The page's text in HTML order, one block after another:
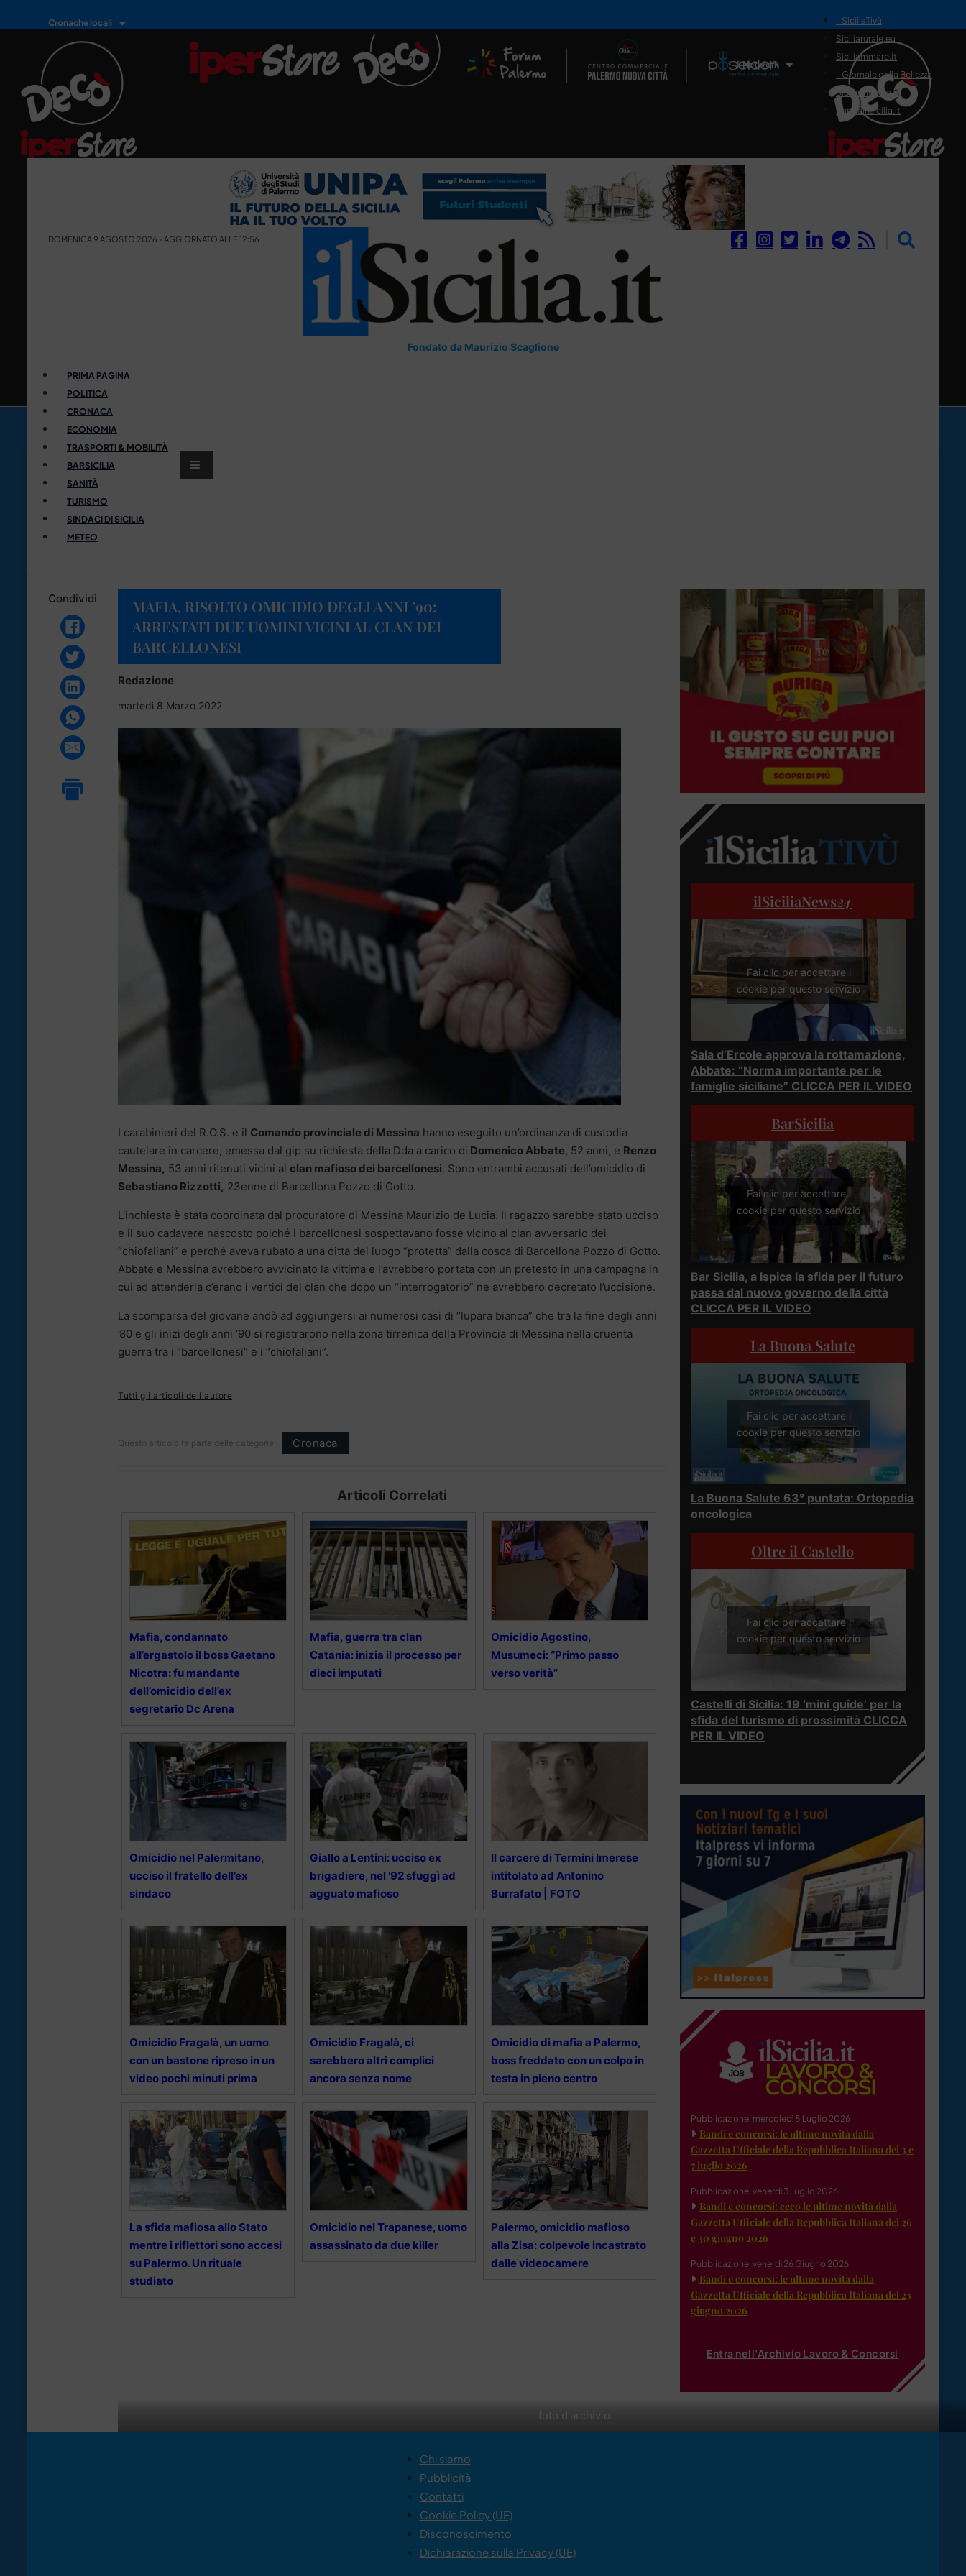
Cronache locali
Il Network
il SiciliaTivù
Siciliarurale.eu
Siciliammare.it
Il Giornale della Bellezza
Siciliamedica.it
Sanitainsicilia.it
DOMENICA 9 AGOSTO 2026 - AGGIORNATO ALLE 12:56
Fondato da Maurizio Scaglione
PRIMA PAGINA
POLITICA
CRONACA
ECONOMIA
TRASPORTI & MOBILITÀ
BARSICILIA
SANITÀ
TURISMO
SINDACI DI SICILIA
METEO
Condividi
MAFIA, RISOLTO OMICIDIO DEGLI ANNI ’90:
ARRESTATI DUE UOMINI VICINI AL CLAN DEI
BARCELLONESI
Redazione
martedì 8 Marzo 2022
foto d'archivio
I carabinieri del R.O.S. e il Comando provinciale di Messina hanno eseguito un’ordinanza di custodia
cautelare in carcere, emessa dal gip su richiesta della Dda a carico di Domenico Abbate, 52 anni, e Renzo
Messina, 53 anni ritenuti vicini al clan mafioso dei barcellonesi. Sono entrambi accusati dell’omicidio di
Sebastiano Rizzotti, 23enne di Barcellona Pozzo di Gotto.
L’inchiesta è stata coordinata dal procuratore di Messina Maurizio de Lucia. Il ragazzo sarebbe stato ucciso
e il suo cadavere nascosto poiché i barcellonesi sospettavano fosse vicino al clan avversario dei
“chiofaliani” e perché aveva rubato a una ditta del luogo “protetta” dalla cosca di Barcellona Pozzo di Gotto.
Abbate e Messina avrebbero avvicinato la vittima e l’avrebbero portata con un pretesto in una campagna in
cui ad attenderla c’erano i vertici del clan che dopo un “interrogatorio” ne avrebbero decretato l’uccisione.
La scomparsa del giovane andò ad aggiungersi ai numerosi casi di “lupara bianca” che tra la fine degli anni
’80 e gli inizi degli anni ’90 si registrarono nella zona tirrenica della Provincia di Messina nella cruenta
guerra tra i “barcellonesi” e i “chiofaliani”.
Tutti gli articoli dell'autore
Questo articolo fa parte delle categorie: Cronaca
Articoli Correlati
Mafia, condannato
all’ergastolo il boss Gaetano
Nicotra: fu mandante
dell’omicidio dell’ex
segretario Dc Arena
Mafia, guerra tra clan
Catania: inizia il processo per
dieci imputati
Omicidio Agostino,
Musumeci: “Primo passo
verso verità”
Omicidio nel Palermitano,
ucciso il fratello dell’ex
sindaco
Giallo a Lentini: ucciso ex
brigadiere, nel ’92 sfuggì ad
agguato mafioso
Il carcere di Termini Imerese
intitolato ad Antonino
Burrafato | FOTO
Omicidio Fragalà, un uomo
con un bastone ripreso in un
video pochi minuti prima
Omicidio Fragalà, ci
sarebbero altri complici
ancora senza nome
Omicidio di mafia a Palermo,
boss freddato con un colpo in
testa in pieno centro
La sfida mafiosa allo Stato
mentre i riflettori sono accesi
su Palermo. Un rituale
studiato
Omicidio nel Trapanese, uomo
assassinato da due killer
Palermo, omicidio mafioso
alla Zisa: colpevole incastrato
dalle videocamere
ilSiciliaNews24
Fai clic per accettare i
cookie per questo servizio
Sala d’Ercole approva la rottamazione,
Abbate: “Norma importante per le
famiglie siciliane” CLICCA PER IL VIDEO
BarSicilia
Fai clic per accettare i
cookie per questo servizio
Bar Sicilia, a Ispica la sfida per il futuro
passa dal nuovo governo della città
CLICCA PER IL VIDEO
La Buona Salute
Fai clic per accettare i
cookie per questo servizio
La Buona Salute 63° puntata: Ortopedia
oncologica
Oltre il Castello
Fai clic per accettare i
cookie per questo servizio
Castelli di Sicilia: 19 ‘mini guide’ per la
sfida del turismo di prossimità CLICCA
PER IL VIDEO
Pubblicazione: mercoledì 8 Luglio 2026
Bandi e concorsi: le ultime novità dalla
Gazzetta Ufficiale della Repubblica Italiana del 3 e
7 luglio 2026
Pubblicazione: venerdì 3 Luglio 2026
Bandi e concorsi: ecco le ultime novità dalla
Gazzetta Ufficiale della Repubblica Italiana del 26
e 30 giugno 2026
Pubblicazione: venerdì 26 Giugno 2026
Bandi e concorsi: le ultime novità dalla
Gazzetta Ufficiale della Repubblica Italiana del 23
giugno 2026
Entra nell'Archivio Lavoro & Concorsi
Chi siamo
Pubblicità
Contatti
Cookie Policy (UE)
Disconoscimento
Dichiarazione sulla Privacy (UE)